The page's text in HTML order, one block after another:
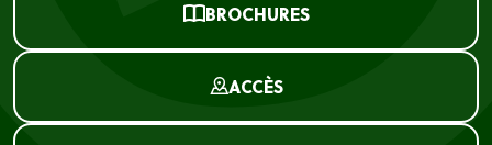
BROCHURES
ACCÈS